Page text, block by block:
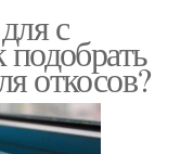
с
откосов?